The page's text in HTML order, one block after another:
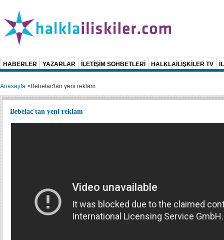
HABERLER YAZARLAR İLETİŞİM SOHBETLERİ HALKLAİLİŞKİLER TV
Anasayfa >Bebelac'tan yeni reklam
Bebelac'tan yeni reklam